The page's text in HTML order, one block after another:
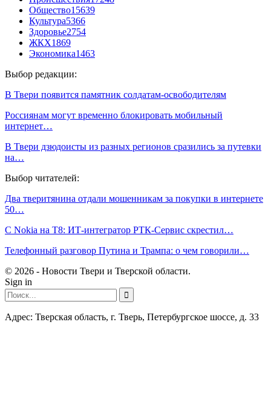
Общество15639
Культура5366
Здоровье2754
ЖКХ1869
Экономика1463
Выбор редакции:
В Твери появится памятник солдатам-освободителям
Россиянам могут временно блокировать мобильный
интернет…
В Твери дзюдоисты из разных регионов сразились за путевки
на…
Выбор читателей:
Два тверитянина отдали мошенникам за покупки в интернете
50…
С Nokia на Т8: ИТ-интегратор РТК-Сервис скрестил…
Телефонный разговор Путина и Трампа: о чем говорили…
© 2026 - Новости Твери и Тверской области.
Sign in
Адрес: Тверская область, г. Тверь, Петербургское шоссе, д. 33